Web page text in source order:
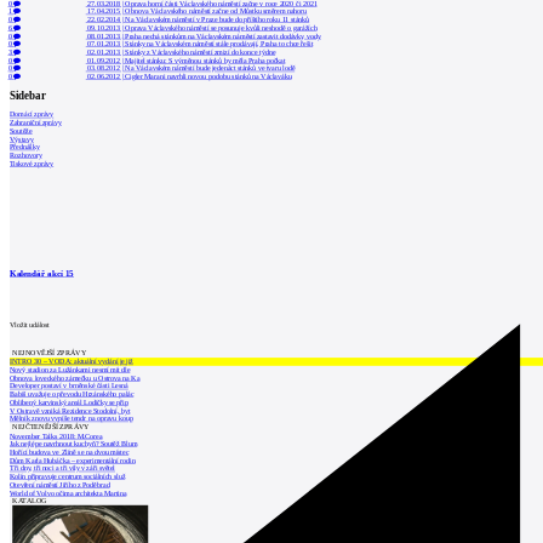
0
27.03.2018 |Oprava horní části Václavského náměstí začne v roce 2020 či 2021
1
17.04.2015 |Obnova Václavského náměstí začne od Můstku směrem nahoru
0
22.02.2014 |Na Václavském náměstí v Praze bude do příštího roku 11 stánků
6
09.10.2013 |Oprava Václavského náměstí se posunuje kvůli neshodě o garážích
0
08.01.2013 |Praha nechá stánkům na Václavském náměstí zastavit dodávky vody
0
07.01.2013 |Stánky na Václavském náměstí stále prodávají, Praha to chce řešit
3 02.01.2013 |Stánky z Václavského náměstí zmizí do konce týdne
0
01.09.2012 |Majitel stánku: S výměnou stánků by měla Praha počkat
0
03.08.2012 |Na Václavském náměstí bude jedenáct stánků ve tvaru lodě
0 02.06.2012 |Cigler Marani navrhli novou podobu stánků na Václaváku
Sidebar
Domácí zprávy
Zahraniční zprávy
Soutěže
Výstavy
Přednášky
Rozhovory
Tiskové zprávy
Kalendář akcí 15
Vložit událost
NEJNOVĚJŠÍ ZPRÁVY
INTRO 30 – VODA: aktuální vydání je již
Nový stadion za Lužánkami nesmí mít dle
Obnova loveckého zámečku u Ostrova na Ka
Developer postaví v brněnské části Lesná
Babiš uvažuje o převodu Hrzánského palác
Oblíbený karvinský areál Lodičky se přip
V Ostravě vzniká Rezidence Stodolní, byt
Mělník znovu vypíše tendr na opravu koup
NEJČTENĚJŠÍ ZPRÁVY
November Talks 2018: M.Corea
Jak nejlépe navrhnout kuchyň? Soutěž Blum
Hořící budova ve Zlíně se na dvou místec
Dům Karla Hubáčka – experimentální rodin
Tři dny, tři noci a tři vily v záři světel
Kolín připravuje centrum sociálních služ
Otevření náměstí Jiřího z Poděbrad
World of Volvo očima architekta Martina
KATALOG